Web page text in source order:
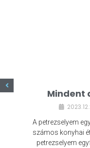
Mindent
A petrezselyem
számos konyhai
petrezselyem